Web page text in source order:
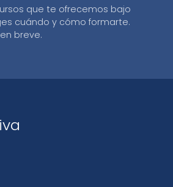
que te ofrecemos bajo
cuándo y cómo formarte.
breve.